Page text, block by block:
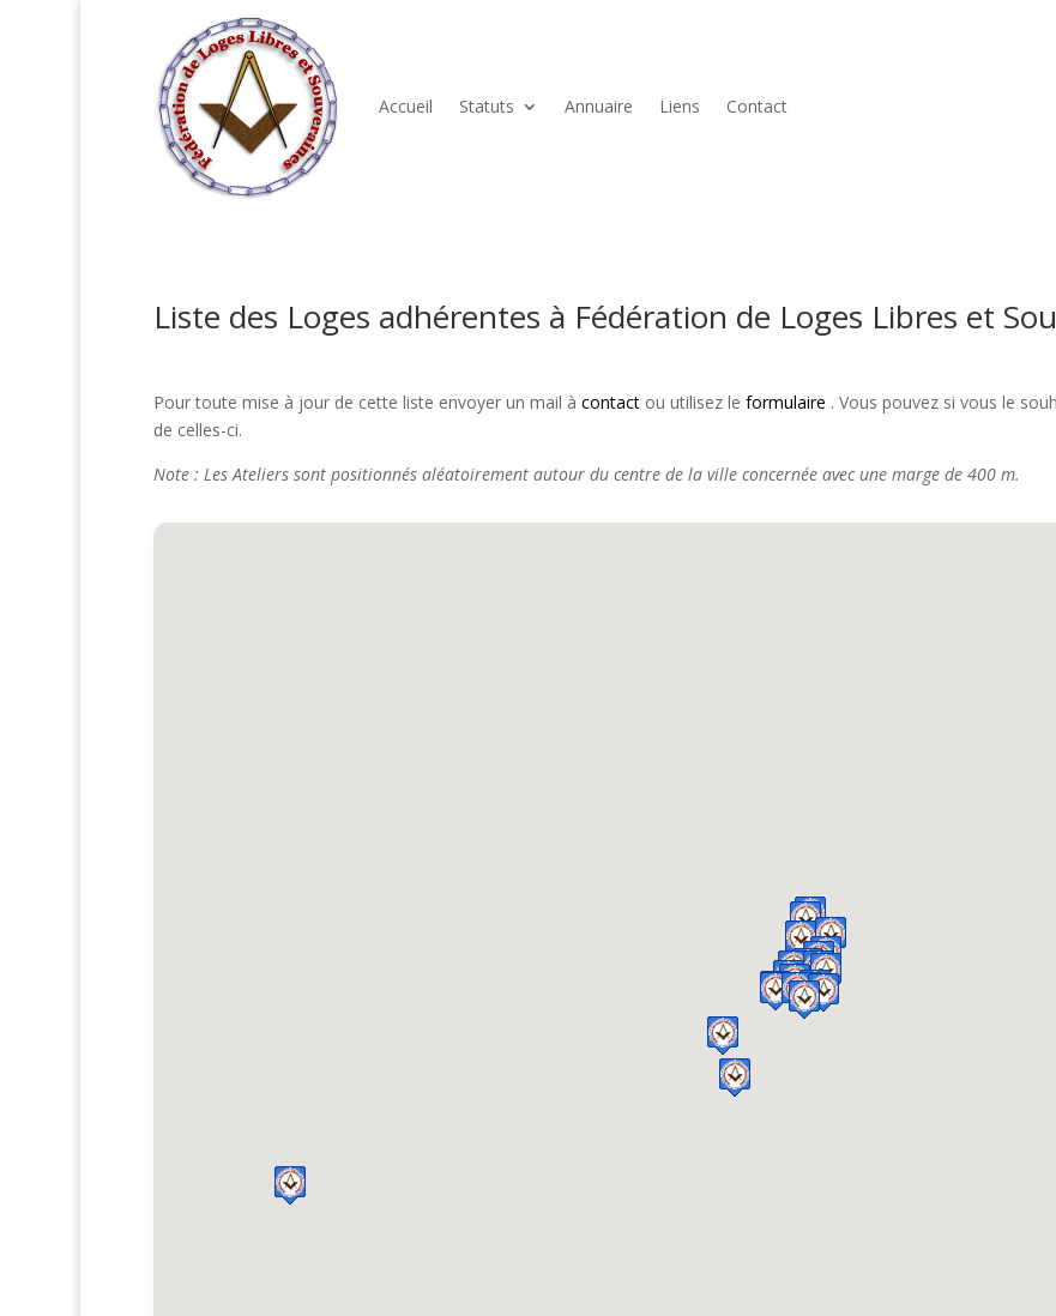
Accueil Statuts Annuaire Liens Contact
Liste des Loges adhérentes à Fédération de Loges Libres et
Pour toute mise à jour de cette liste envoyer un mail à contactou utilisez le formulaire . Vous pouvez si vous le
de celles-ci.
Note : Les Ateliers sont positionnés aléatoirement autour du centre de la ville concernée avec une marge de 400 m.